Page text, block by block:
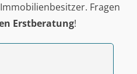
Fragen
Erstberatung!